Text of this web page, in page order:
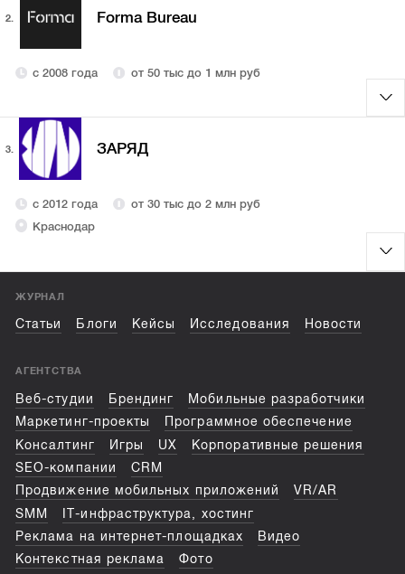
2. Forma Bureau
с 2008 года от 50 тыс до 1 млн руб
3. ЗАРЯД
с 2012 года
от 30 тыс до 2 млн руб
Краснодар
ЖУРНАЛ
Статьи Блоги Кейсы Исследования Новости
АГЕНТСТВА
Веб-студии Брендинг
Мобильные разработчики
Маркетинг-проекты
Программное обеспечение
Консалтинг
Игры UX
Корпоративные решения
SEO-компании
CRM
Продвижение мобильных приложений
VR/AR
SMM
IT-инфраструктура, хостинг
Реклама на интернет-площадках
Видео
Контекстная реклама
Фото